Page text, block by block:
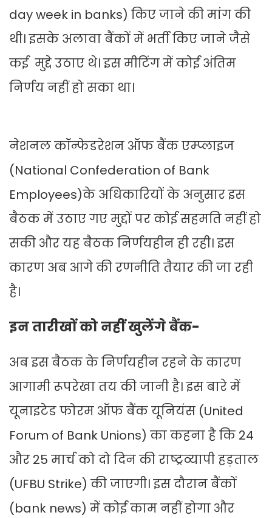
day week in banks) किए जाने की मांग की
थी। इसके अलावा बैंकों में भर्ती किए जाने जैसे
कई मुद्दे उठाए थे। इस मीटिंग में कोई अंतिम
निर्णय नहीं हो सका था।
नेशनल कॉन्फेडरेशन ऑफ बैंक एम्प्लाइज
(National Confederation of Bank
Employees)के अधिकारियों के अनुसार इस
बैठक में उठाए गए मुद्दों पर कोई सहमत‍ि नहीं हो
सकी और यह बैठक निर्णयहीन ही रही। इस
कारण अब आगे की रणनीति तैयार की जा रही
है।
इन तारीखों को नहीं खुलेंगे बैंक-
अब इस बैठक के निर्णयहीन रहने के कारण
आगामी रूपरेखा तय की जानी है। इस बारे में
यूनाइटेड फोरम ऑफ बैंक यूनियंस (United
Forum of Bank Unions) का कहना है कि 24
और 25 मार्च को दो द‍िन की राष्‍ट्रव्‍यापी हड़ताल
(UFBU Strike) की जाएगी। इस दौरान बैंकों
(bank news) में कोई काम नहीं होगा और